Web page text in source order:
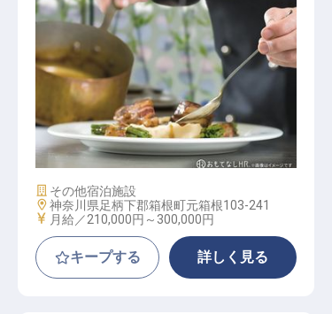
フレンチ（洋食） / 正社員
施設業態
その他宿泊施設
勤務地
神奈川県足柄下郡箱根町元箱根103-241
給与
月給／210,000円～ 300,000円
キープする 詳しく見る